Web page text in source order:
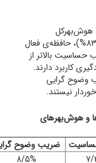
هوش‌بهرکل
(8/75%)، محور خواندن (7/71%)، دانش (83/70%)، حافظه‌ی فعال
دارای ضریب حساسیت بالاتر از
کاربرد دارند.
وضوح گرایی
نیستند.
و هوش‌بهرهای
ضریب وضوح
7/
8/5%